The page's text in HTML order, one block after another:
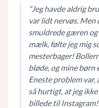
"Jeg havde aldrig
var lidt nervøs. Men
smuldrede gæren
mælk, følte jeg mig
mesterbager!
bløde, og mine børn
Eneste problem var,
så hurtigt, at jeg
billede til Instagram!